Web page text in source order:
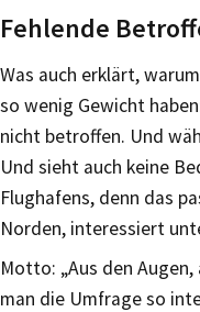
Fehlende
Was auch erklärt,
so wenig Gewicht
nicht betroffen. Und
Und sieht auch keine
Flughafens, denn das
Norden, interessiert
Motto: „Aus den
man die Umfrage so